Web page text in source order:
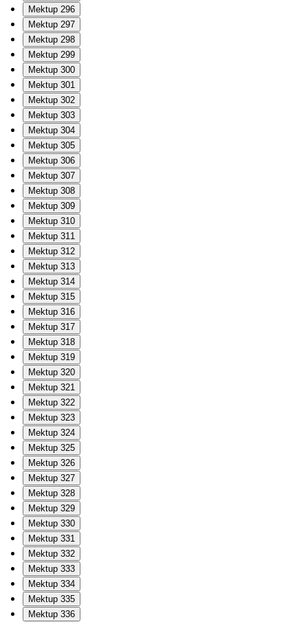
Mektup 296
Mektup 297
Mektup 298
Mektup 299
Mektup 300
Mektup 301
Mektup 302
Mektup 303
Mektup 304
Mektup 305
Mektup 306
Mektup 307
Mektup 308
Mektup 309
Mektup 310
Mektup 311
Mektup 312
Mektup 313
Mektup 314
Mektup 315
Mektup 316
Mektup 317
Mektup 318
Mektup 319
Mektup 320
Mektup 321
Mektup 322
Mektup 323
Mektup 324
Mektup 325
Mektup 326
Mektup 327
Mektup 328
Mektup 329
Mektup 330
Mektup 331
Mektup 332
Mektup 333
Mektup 334
Mektup 335
Mektup 336